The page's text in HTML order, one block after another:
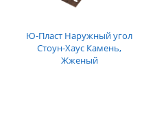
Ю-Пласт Наружный угол
Стоун-Хаус Камень,
Жженый